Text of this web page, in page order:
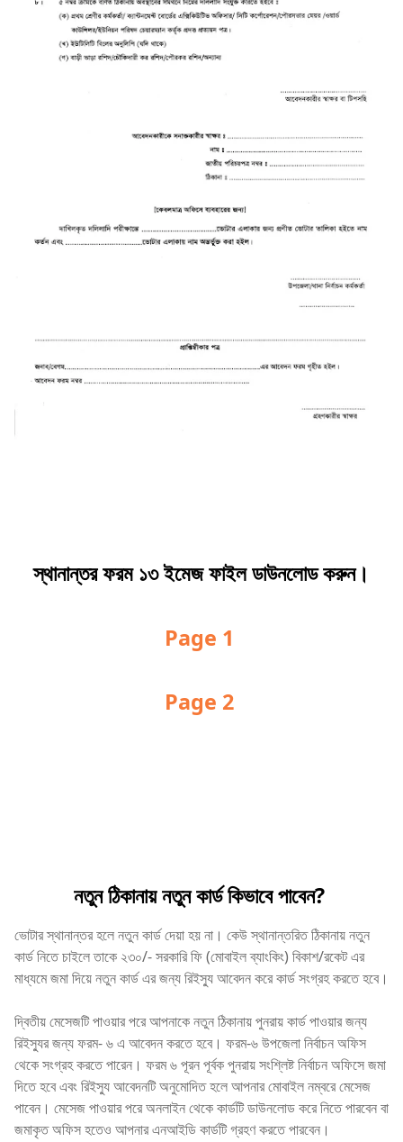
স্থানান্তর ফরম ১৩ ইমেজ ফাইল ডাউনলোড করুন।
Page 1
Page 2
নতুন ঠিকানায় নতুন কার্ড কিভাবে পাবেন?
ভোটার স্থানান্তর হলে নতুন কার্ড দেয়া হয় না। কেউ স্থানান্তরিত ঠিকানায় নতুন
কার্ড নিতে চাইলে তাকে ২৩০/- সরকারি ফি (মোবাইল ব্যাংকিং) বিকাশ/রকেট এর
মাধ্যমে জমা দিয়ে নতুন কার্ড এর জন্য রিইস্যু আবেদন করে কার্ড সংগ্রহ করতে হবে।
দ্বিতীয় মেসেজটি পাওয়ার পরে আপনাকে নতুন ঠিকানায় পুনরায় কার্ড পাওয়ার জন্য
রিইস্যুর জন্য ফরম- ৬ এ আবেদন করতে হবে। ফরম-৬ উপজেলা নির্বাচন অফিস
থেকে সংগ্রহ করতে পারেন। ফরম ৬ পূরন পূর্বক পুনরায় সংশ্লিষ্ট নির্বাচন অফিসে জমা
দিতে হবে এবং রিইস্যু আবেদনটি অনুমোদিত হলে আপনার মোবাইল নম্বরে মেসেজ
পাবেন। মেসেজ পাওয়ার পরে অনলাইন থেকে কার্ডটি ডাউনলোড করে নিতে পারবেন বা
জমাকৃত অফিস হতেও আপনার এনআইডি কার্ডটি গ্রহণ করতে পারবেন।